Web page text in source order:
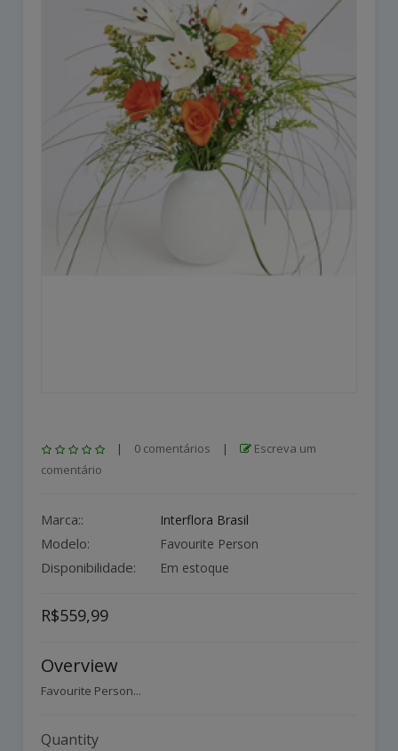
| 0 comentários |
Escreva um
comentário
Marca:: Interflora Brasil
Modelo: Favourite Person
Disponibilidade: Em estoque
R$559,99
Overview
Favourite Person...
Quantity